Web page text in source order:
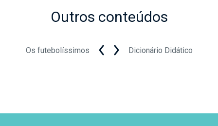
Outros conteúdos
Os futebolíssimos Dicionário Didático